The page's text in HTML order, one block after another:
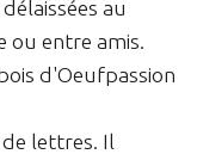
au
ou entre amis.
d'Oeufpassion
lettres. Il